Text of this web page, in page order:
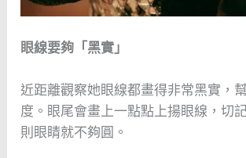
眼線要夠「黑實」
近距離觀察她眼線都畫得非常黑實，
度。眼尾會畫上一點點上揚眼線，切
則眼睛就不夠圓。